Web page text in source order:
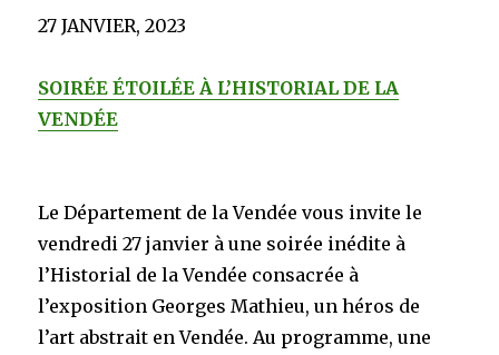
27 JANVIER, 2023
SOIRÉE ÉTOILÉE À L’HISTORIAL DE LA
VENDÉE
Le Département de la Vendée vous invite le
vendredi 27 janvier à une soirée inédite à
l’Historial de la Vendée consacrée à
l’exposition Georges Mathieu, un héros de
l’art abstrait en Vendée. Au programme, une